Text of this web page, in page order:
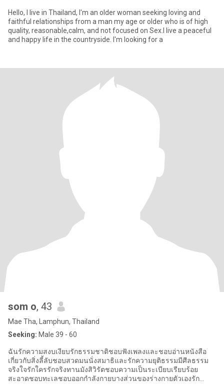
Hello, I live in Thailand, I'm an older woman seeking loving and
faithful relationships from a man my age or older who is of high
quality, reasonable,calm, and not focused on Sex.I live a peaceful
and happy life in the countryside. I'm looking for a
som o, 43
Mae Tha, Lamphun, Thailand
Seeking: Male 39 - 60
ฉันรักความสงบเงียบรักธรรมชาติชอบฟังเพลงและชอบอ่านหนังสือ
เกี่ยวกับสิ่งลี้ลับชอบสวดมนนั่งสมาธิและรักความยุติธรรมมีศีลธรรม
จริงใจรักใครรักจริงทานมังสิวิรัตชอบความเป็นระเบียบเรียบร้อย
สะอาดชอบทะเลชอบออกกำลังกายบางส่วนของร่างกายตัวเองรัก